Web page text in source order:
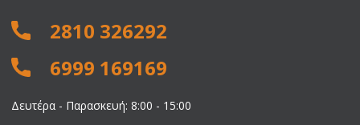
2810 326292
6999 169169
Δευτέρα - Παρασκευή: 8:00 - 15:00